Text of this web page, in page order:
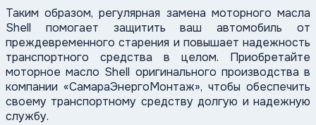
Таким образом, регулярная замена моторного масла
Shell помогает защитить ваш автомобиль от
преждевременного старения и повышает надежность
транспортного средства в целом. Приобретайте
моторное масло Shell оригинального производства в
компании «СамараЭнергоМонтаж», чтобы обеспечить
своему транспортному средству долгую и надежную
службу.